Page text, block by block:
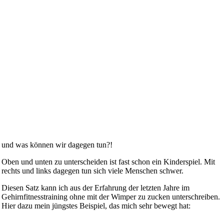
und was können wir dagegen tun?!
Oben und unten zu unterscheiden ist fast schon ein Kinderspiel. Mit
rechts und links dagegen tun sich viele Menschen schwer.
Diesen Satz kann ich aus der Erfahrung der letzten Jahre im
Gehirnfitnesstraining ohne mit der Wimper zu zucken unterschreiben.
Hier dazu mein jüngstes Beispiel, das mich sehr bewegt hat: